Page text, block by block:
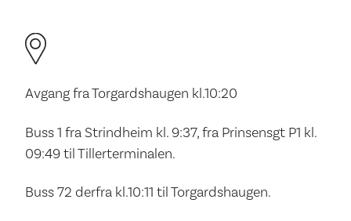
Avgang fra Torgardshaugen kl.10:20
Buss 1 fra Strindheim kl. 9:37, fra Prinsensgt P1 kl.
09:49 til Tillerterminalen.
Buss 72 derfra kl.10:11 til Torgardshaugen.